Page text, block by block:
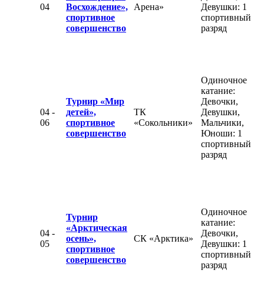
04
Восхождение»,
спортивное
совершенство
Арена»
Девушки: 1
спортивный
разряд
04 -
06
Турнир «Мир
детей»,
спортивное
совершенство
ТК
«Сокольники»
Одиночное
катание:
Девочки,
Девушки,
Мальчики,
Юноши: 1
спортивный
разряд
04 -
05
Турнир
«Арктическая
осень»,
спортивное
совершенство
СК «Арктика»
Одиночное
катание:
Девочки,
Девушки: 1
спортивный
разряд